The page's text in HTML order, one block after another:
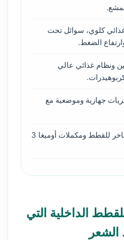
كلوي، سوائل تحت
الضغط.
ونظام غذائي عالي
جهازية وموضعية مع
نقص التغذية: طعام فاخر للقطط ومكملات أوميغا 3
الداخلية التي